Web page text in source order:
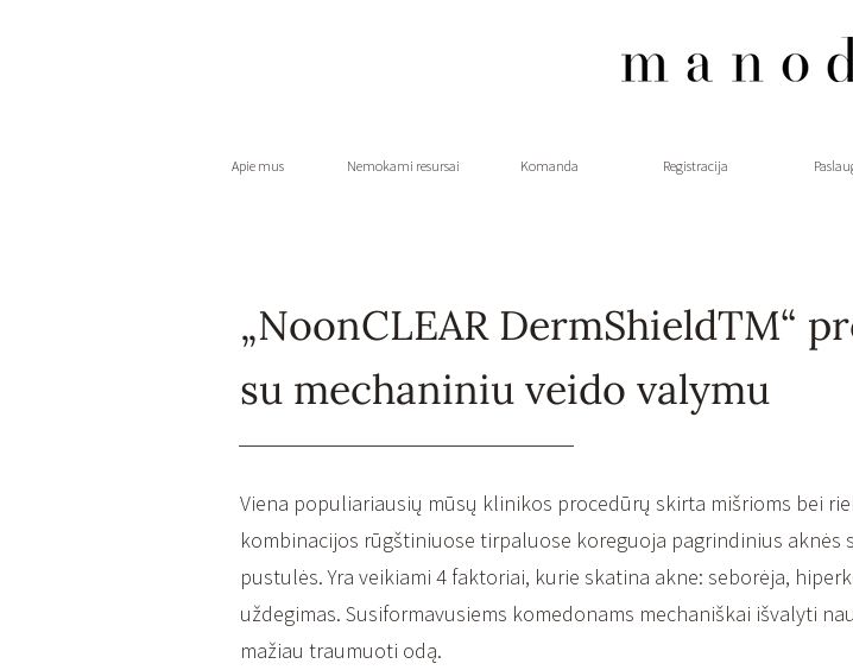
Apie mus Nemokami resursai Komanda Registracija
„NoonCLEAR DermShieldTM“
su mechaniniu veido valymu
Viena populiariausių mūsų klinikos procedūrų skirta mišrioms bei
kombinacijos rūgštiniuose tirpaluose koreguoja pagrindinius
pustulės. Yra veikiami 4 faktoriai, kurie skatina akne: seborėja,
uždegimas. Susiformavusiems komedonams mechaniškai išvalyti
mažiau traumuoti odą.